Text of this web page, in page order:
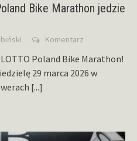
Bike Marathon jedzie
Komentarz
Poland Bike Marathon!
29 marca 2026 w
[...]